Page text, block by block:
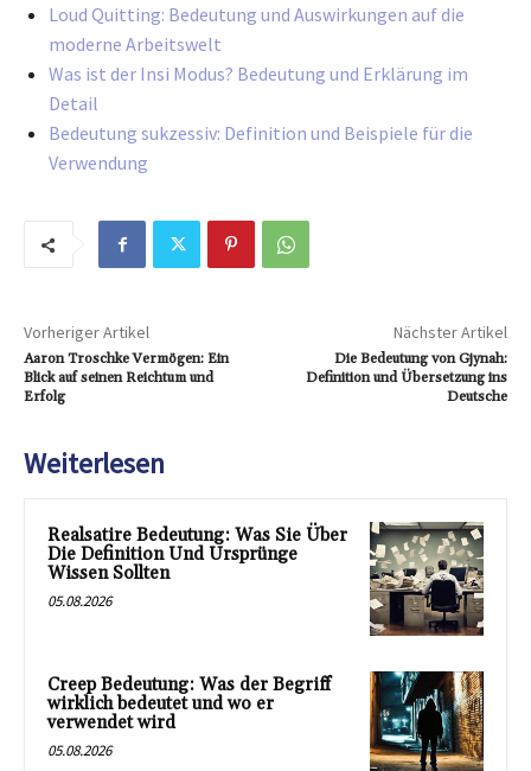
Loud Quitting: Bedeutung und Auswirkungen auf die
moderne Arbeitswelt
Was ist der Insi Modus? Bedeutung und Erklärung im
Detail
Bedeutung sukzessiv: Definition und Beispiele für die
Verwendung
Vorheriger Artikel
Aaron Troschke Vermögen: Ein
Blick auf seinen Reichtum und
Erfolg
Nächster Artikel
Die Bedeutung von Gjynah:
Definition und Übersetzung ins
Deutsche
Weiterlesen
Realsatire Bedeutung: Was Sie Über
Die Definition Und Ursprünge
Wissen Sollten
05.08.2026
Creep Bedeutung: Was der Begriff
wirklich bedeutet und wo er
verwendet wird
05.08.2026